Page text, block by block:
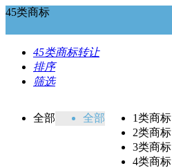
45类商标
45类商标转让
排序
筛选
全部 全部
1类商标
2类商标
3类商标
4类商标